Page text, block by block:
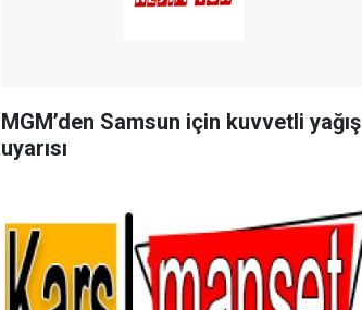
MGM’den Samsun için kuvvetli yağış
uyarısı